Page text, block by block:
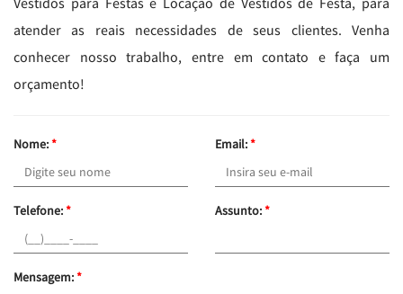
atender as reais necessidades de seus clientes. Venha
conhecer nosso trabalho, entre em contato e faça um
orçamento!
Nome:* Email:*
Telefone:* Assunto:*
Mensagem:*